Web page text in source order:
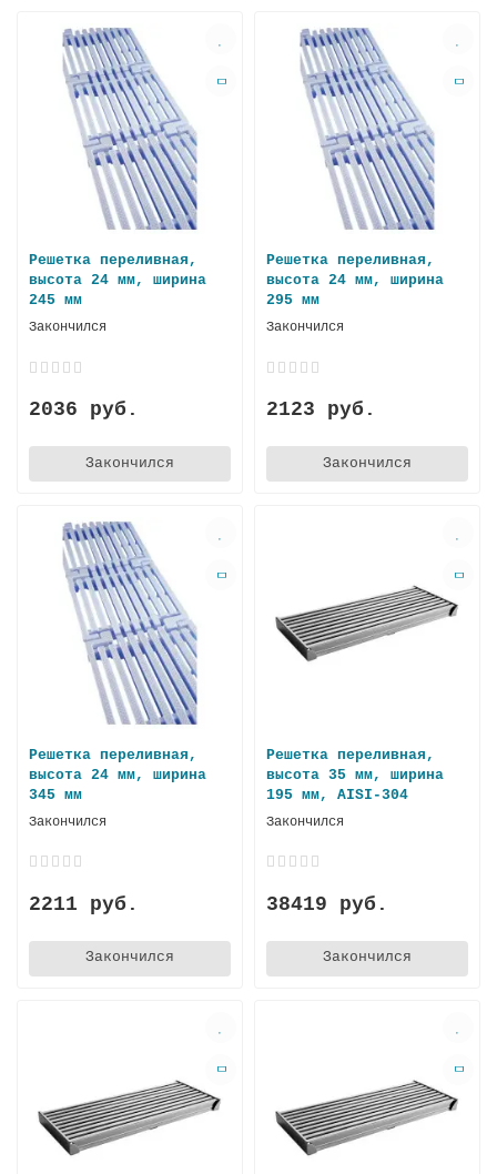
Решетка переливная,
высота 24 мм, ширина
245 мм
Закончился
2036 руб.
Закончился
Решетка переливная,
высота 24 мм, ширина
295 мм
Закончился
2123 руб.
Закончился
Решетка переливная,
высота 24 мм, ширина
345 мм
Закончился
2211 руб.
Закончился
Решетка переливная,
высота 35 мм, ширина
195 мм, AISI-304
Закончился
38419 руб.
Закончился